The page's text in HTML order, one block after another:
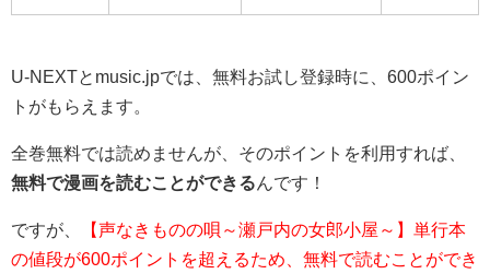
U-NEXTとmusic.jpでは、無料お試し登録時に、600ポイン
トがもらえます。
全巻無料では読めませんが、そのポイントを利用すれば、
無料で漫画を読むことができるんです！
ですが、
【声なきものの唄～瀬戸内の女郎小屋～】単行本
の値段が600ポイントを超えるため、無料で読むことができ